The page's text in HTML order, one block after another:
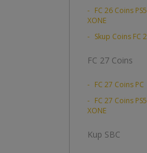
FC 26 Coins
XONE
Skup Coins FC
FC 27 Coins
FC 27 Coins PC
FC 27 Coins
XONE
Kup SBC